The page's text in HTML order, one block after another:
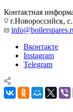
Контактная
г.Новороссийск,
Вконтакте
Instagram
Telegram